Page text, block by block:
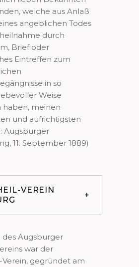
welche aus Anlaß
angeblichen Todes
durch
Brief oder
Eintreffen zum
in so
Weise
haben, meinen
und aufrichtigsten
Augsburger
11. September 1889)
VEREIN
des Augsburger
war der
gegründet am